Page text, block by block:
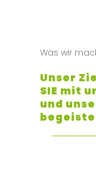
Was wir
Unser
SIE mit
und